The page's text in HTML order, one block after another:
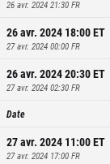
26 avr. 2024 21:30 FR
26 avr. 2024 18:00ET
27 avr. 2024 00:00 FR
26 avr. 2024 20:30ET
27 avr. 2024 02:30 FR
Date
27 avr. 2024 11:00ET
27 avr. 2024 17:00 FR